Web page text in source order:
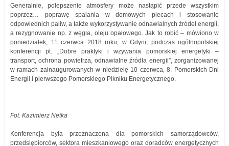
Generalnie, polepszenie atmosfery może nastąpić przede wszystkim
poprzez… poprawę spalania w domowych piecach i stosowanie
odpowiednich paliw, a także wykorzystywanie odnawialnych źródeł energii,
a rezygnowanie np. z węgla, oleju opałowego. Jak to robić – mówiono w
poniedziałek, 11 czerwca 2018 roku, w Gdyni, podczas ogólnopolskiej
konferencji pt. „Dobre praktyki i wzywania pomorskiej energetyki –
transport, ochrona powietrza, odnawialne źródła energii”, zorganizowanej
w ramach zainaugurowanych w niedzielę 10 czerwca, 8. Pomorskich Dni
Energii i pierwszego Pomorskiego Pikniku Energetycznego.
Fot. Kazimierz Netka
Konferencja była przeznaczona dla pomorskich samorządowców,
przedsiębiorców, sektora mieszkaniowego oraz doradców energetycznych